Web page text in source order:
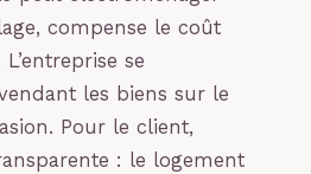
compense le coût
se
les biens sur le
Pour le client,
: le logement